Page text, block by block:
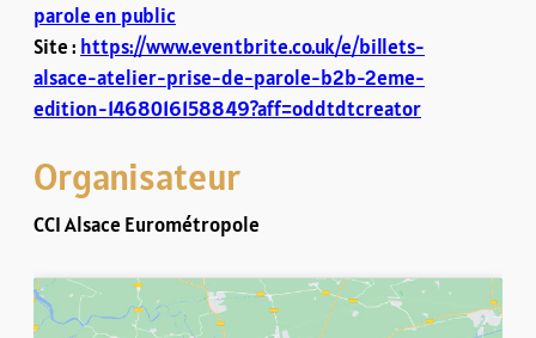
parole en public
Site : https://www.eventbrite.co.uk/e/billets-
alsace-atelier-prise-de-parole-b2b-2eme-
edition-1468016158849?aff=oddtdtcreator
Organisateur
CCI Alsace Eurométropole